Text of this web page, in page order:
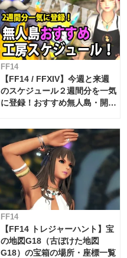
FF14
【FF14 / FFXIV】今週と来週
のスケジュール２週間分を一気
に登録！おすすめ無人島・開拓
FF14
【FF14 トレジャーハント】宝
の地図G18（古ぼけた地図
G18）の宝箱の場所・座標一覧